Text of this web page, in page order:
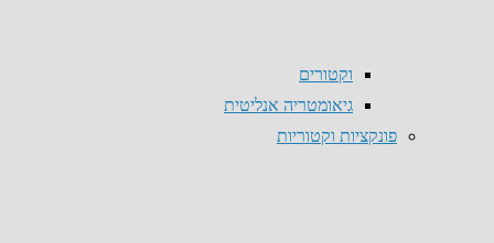
וקטורים
גיאומטריה אנליטית
פונקציות וקטוריות